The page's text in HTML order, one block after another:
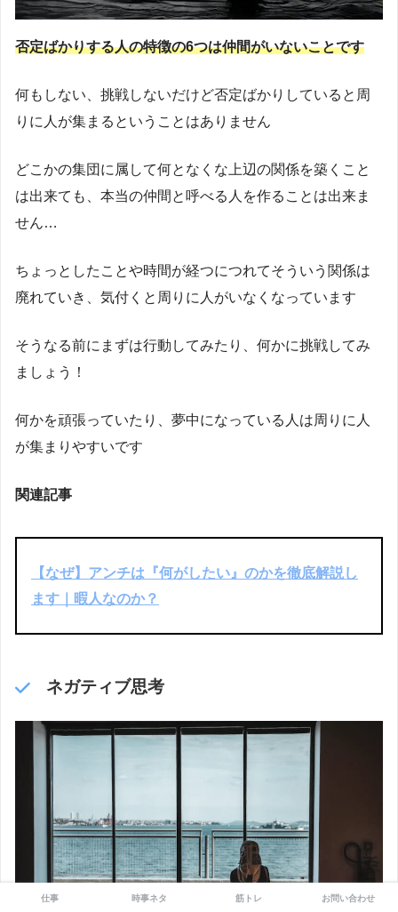
否定ばかりする人の特徴の6つは仲間がいないことです
何もしない、挑戦しないだけど否定ばかりしていると周
りに人が集まるということはありません
どこかの集団に属して何となくな上辺の関係を築くこと
は出来ても、本当の仲間と呼べる人を作ることは出来ま
せん…
ちょっとしたことや時間が経つにつれてそういう関係は
廃れていき、気付くと周りに人がいなくなっています
そうなる前にまずは行動してみたり、何かに挑戦してみ
ましょう！
何かを頑張っていたり、夢中になっている人は周りに人
が集まりやすいです
関連記事
【なぜ】アンチは『何がしたい』のかを徹底解説し
ます｜暇人なのか？
ネガティブ思考
仕事 時事ネタ 筋トレ お問い合わせ